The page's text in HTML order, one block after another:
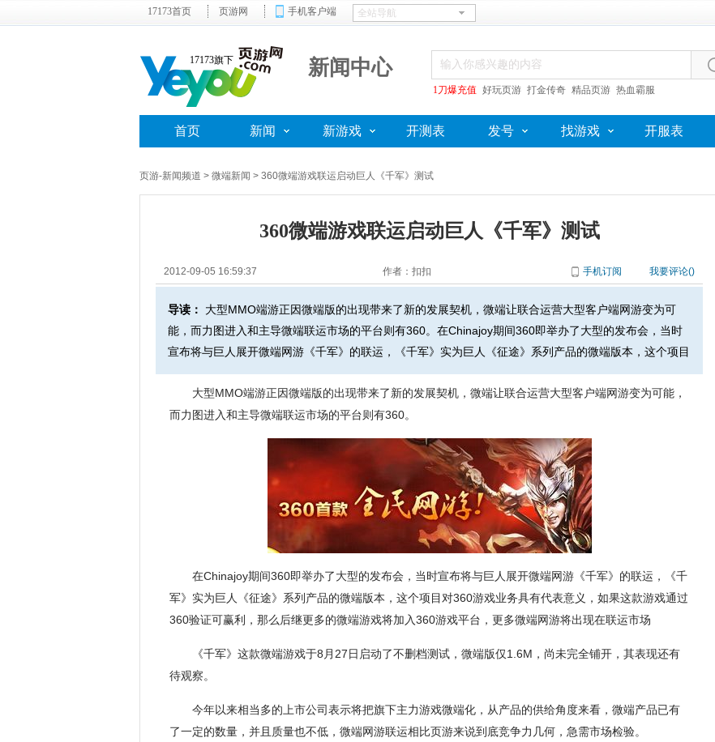
17173首页 页游网 手机客户端
17173旗下 新闻中心
1刀爆充值 好玩页游 打金传奇 精品页游 热血霸服
首页 新闻 新游戏 开测表 发号 找游戏 开服表
页游-新闻频道 > 微端新闻 > 360微端游戏联运启动巨人《千军》测试
360微端游戏联运启动巨人《千军》测试
2012-09-05 16:59:37 作者：扣扣 手机订阅 我要评论()
导读：
大型MMO端游正因微端版的出现带来了新的发展契机，微端让联合运营大型客户端网游变为可
能，而力图进入和主导微端联运市场的平台则有360。在Chinajoy期间360即举办了大型的发布会，当时
宣布将与巨人展开微端网游《千军》的联运，《千军》实为巨人《征途》系列产品的微端版本，这个项目
大型MMO端游正因微端版的出现带来了新的发展契机，微端让联合运营大型客户端网游变为可能，
而力图进入和主导微端联运市场的平台则有360。
在Chinajoy期间360即举办了大型的发布会，当时宣布将与巨人展开微端网游《千军》的联运，《千
军》实为巨人《征途》系列产品的微端版本，这个项目对360游戏业务具有代表意义，如果这款游戏通过
360验证可赢利，那么后继更多的微端游戏将加入360游戏平台，更多微端网游将出现在联运市场
《千军》这款微端游戏于8月27日启动了不删档测试，微端版仅1.6M，尚未完全铺开，其表现还有
待观察。
今年以来相当多的上市公司表示将把旗下主力游戏微端化，从产品的供给角度来看，微端产品已有
了一定的数量，并且质量也不低，微端网游联运相比页游来说到底竞争力几何，急需市场检验。